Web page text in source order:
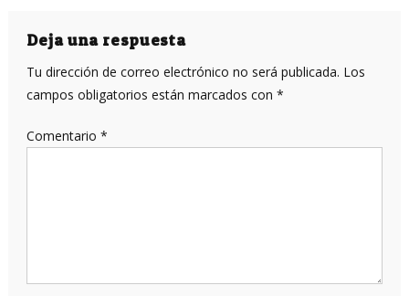
entradas
Deja una respuesta
Tu dirección de correo electrónico no será publicada. Los
campos obligatorios están marcados con *
Comentario *